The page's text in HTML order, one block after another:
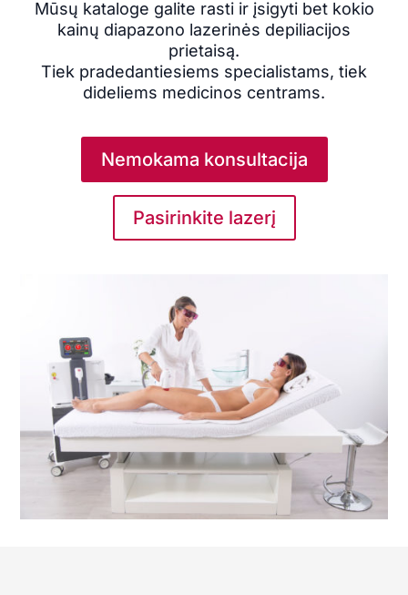
Mūsų kataloge galite rasti ir įsigyti bet kokio
kainų diapazono lazerinės depiliacijos
prietaisą.
Tiek pradedantiesiems specialistams, tiek
dideliems medicinos centrams.
Nemokama konsultacija
Pasirinkite lazerį